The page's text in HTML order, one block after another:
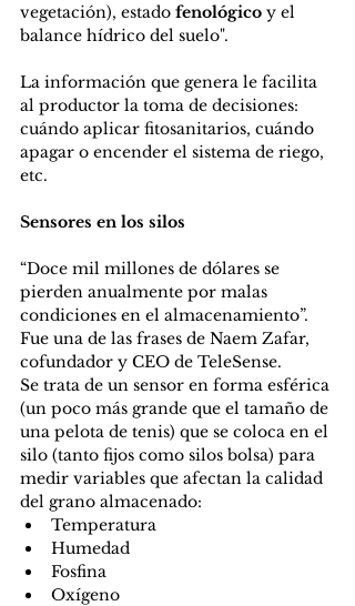
vegetación), estado fenológico y el
balance hídrico del suelo".
La información que genera le facilita
al productor la toma de decisiones:
cuándo aplicar fitosanitarios, cuándo
apagar o encender el sistema de riego,
etc.
Sensores en los silos
“Doce mil millones de dólares se
pierden anualmente por malas
condiciones en el almacenamiento”.
Fue una de las frases de Naem Zafar,
cofundador y CEO de TeleSense.
Se trata de un sensor en forma esférica
(un poco más grande que el tamaño de
una pelota de tenis) que se coloca en el
silo (tanto fijos como silos bolsa) para
medir variables que afectan la calidad
del grano almacenado:
Temperatura
Humedad
Fosfina
Oxígeno